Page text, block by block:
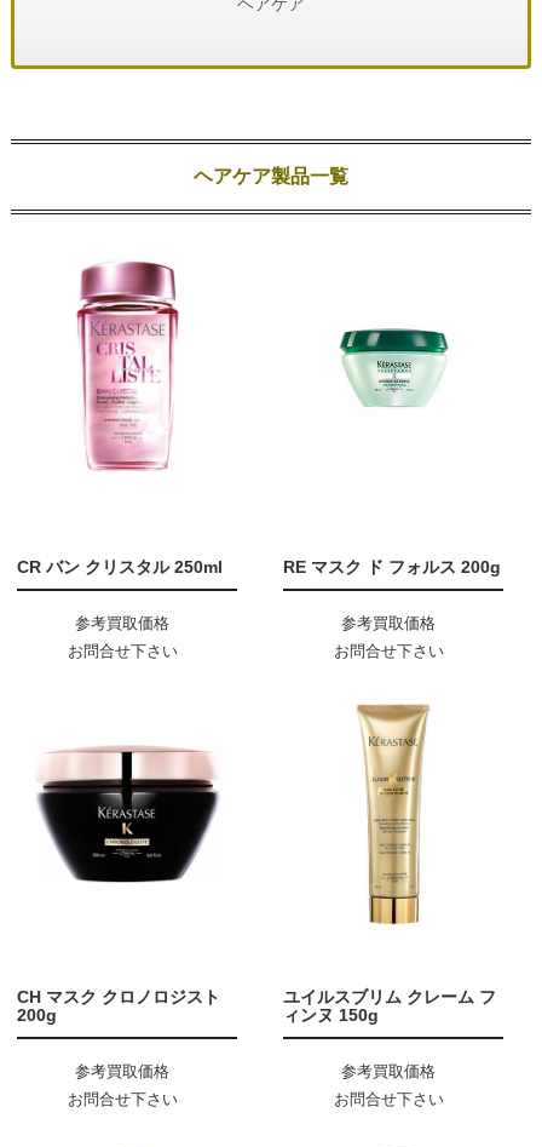
ヘアケア製品一覧
CR バン クリスタル 250ml
参考買取価格
お問合せ下さい
RE マスク ド フォルス 200g
参考買取価格
お問合せ下さい
CH マスク クロノロジスト
200g
参考買取価格
お問合せ下さい
ユイルスブリム クレーム フ
ィンヌ 150g
参考買取価格
お問合せ下さい